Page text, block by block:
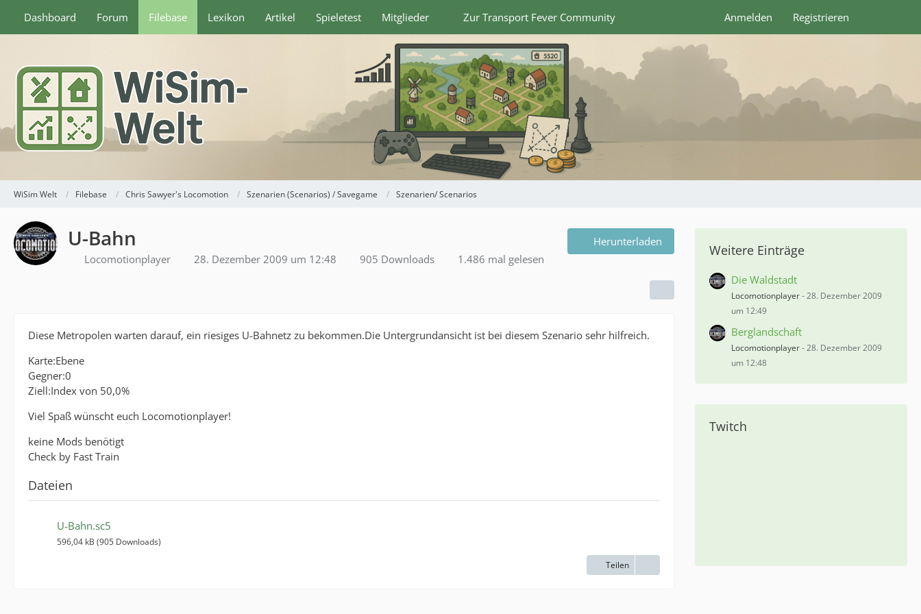
Dashboard Forum Filebase Lexikon Artikel Spieletest Mitglieder Zur Transport Fever Community Anmelden Registrieren
WiSim Welt Filebase Chris Sawyer's Locomotion Szenarien (Scenarios) / Savegame Szenarien/ Scenarios
U-Bahn
Locomotionplayer 28. Dezember 2009 um 12:48 905 Downloads 1.486 mal gelesen
Herunterladen
Diese Metropolen warten darauf, ein riesiges U-Bahnetz zu bekommen.Die Untergrundansicht ist bei diesem Szenario sehr hilfreich.
Karte:Ebene
Gegner:0
Ziell:Index von 50,0%
Viel Spaß wünscht euch Locomotionplayer!
keine Mods benötigt
Check by Fast Train
Dateien
U-Bahn.sc5
596,04 kB (905 Downloads)
Teilen
Weitere Einträge
Die Waldstadt
Locomotionplayer-28. Dezember 2009
um 12:49
Berglandschaft
Locomotionplayer-28. Dezember 2009
um 12:48
Twitch